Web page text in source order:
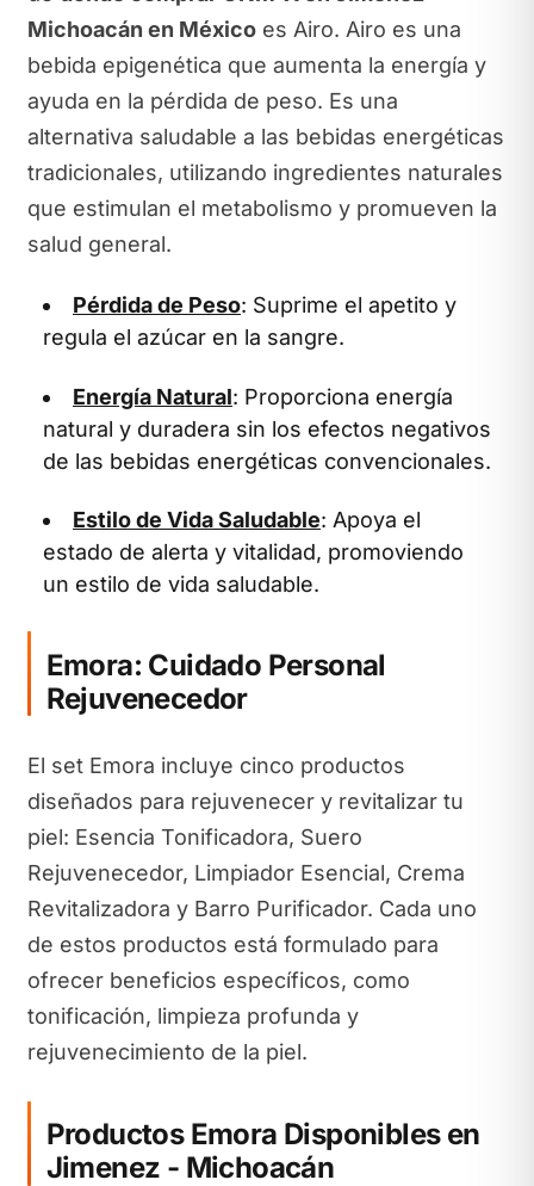
Michoacán en Méxicoes Airo. Airo es una
bebida epigenética que aumenta la energía y
ayuda en la pérdida de peso. Es una
alternativa saludable a las bebidas energéticas
tradicionales, utilizando ingredientes naturales
que estimulan el metabolismo y promueven la
salud general.
Pérdida de Peso: Suprime el apetito y
regula el azúcar en la sangre.
Energía Natural: Proporciona energía
natural y duradera sin los efectos negativos
de las bebidas energéticas convencionales.
Estilo de Vida Saludable: Apoya el
estado de alerta y vitalidad, promoviendo
un estilo de vida saludable.
Emora: Cuidado Personal
Rejuvenecedor
El set Emora incluye cinco productos
diseñados para rejuvenecer y revitalizar tu
piel: Esencia Tonificadora, Suero
Rejuvenecedor, Limpiador Esencial, Crema
Revitalizadora y Barro Purificador. Cada uno
de estos productos está formulado para
ofrecer beneficios específicos, como
tonificación, limpieza profunda y
rejuvenecimiento de la piel.
Productos Emora Disponibles en
Jimenez - Michoacán